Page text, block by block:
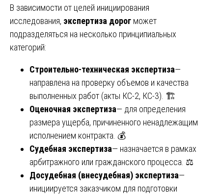
В зависимости от целей инициирования
исследования, экспертиза дорог может
подразделяться на несколько принципиальных
категорий:
Строительно-техническая экспертиза—
направлена на проверку объемов и качества
выполненных работ (акты КС-2, КС-3). 🏗️
Оценочная экспертиза— для определения
размера ущерба, причиненного ненадлежащим
исполнением контракта. 💰
Судебная экспертиза— назначается в рамках
арбитражного или гражданского процесса. ⚖️
Досудебная (внесудебная) экспертиза—
инициируется заказчиком для подготовки